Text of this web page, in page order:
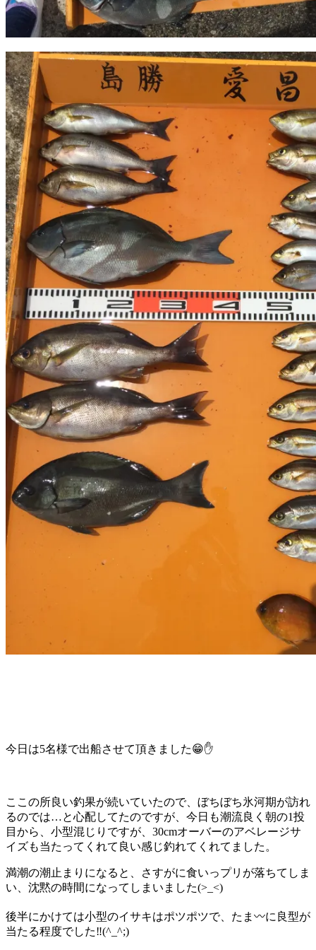
今日は5名様で出船させて頂きました😁✋
ここの所良い釣果が続いていたので、ぼちぼち氷河期が訪れ
るのでは…と心配してたのですが、今日も潮流良く朝の1投
目から、小型混じりですが、30cmオーバーのアベレージサ
イズも当たってくれて良い感じ釣れてくれてました。
満潮の潮止まりになると、さすがに食いっプリが落ちてしま
い、沈黙の時間になってしまいました(>_<)
後半にかけては小型のイサキはポツポツで、たま〰️に良型が
当たる程度でした‼️(^_^;)